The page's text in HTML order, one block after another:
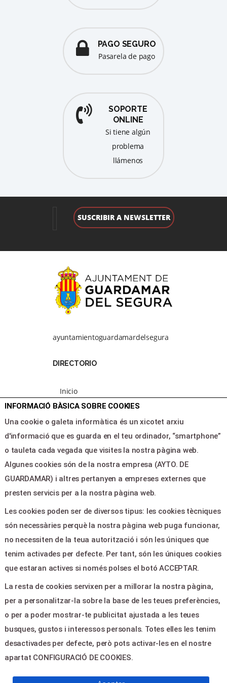
PAGO SEGURO
pasarela de pago
SOPORTE
ONLINE
Si tiene algún
problema
llámenos
ayuntamientoguardamardelsegura
DIRECTORIO
Inicio
Programación
Area clientes
Contacte
LEGAL & PAGOS
Ayuda
Aviso legal
Política de privacitat
Contactar
CONTACTE
Plaza de la Constitucion,5 -
Guardamar del Segura 03140
culturaguardamar@gmail.com
965728610
Servientradas
INFORMACIÓ BÀSICA SOBRE COOKIES
Una cookie o galeta informàtica és un xicotet arxiu
d'informació que es guarda en el teu ordinador, “smartphone”
o tauleta cada vegada que visites la nostra pàgina web.
Algunes cookies són de la nostra empresa (AYTO. DE
GUARDAMAR) i altres pertanyen a empreses externes que
presten servicis per a la nostra pàgina web.
Les cookies poden ser de diversos tipus: les cookies tècniques
són necessàries perquè la nostra pàgina web puga funcionar,
no necessiten de la teua autorització i són les úniques que
tenim activades per defecte. Per tant, són les úniques cookies
que estaran actives si només polses el botó ACCEPTAR.
La resta de cookies servixen per a millorar la nostra pàgina,
per a personalitzar-la sobre la base de les teues preferències,
o per a poder mostrar-te publicitat ajustada a les teues
busques, gustos i interessos personals. Totes elles les tenim
desactivades per defecte, però pots activar-les en el nostre
apartat CONFIGURACIÓ DE COOKIES.